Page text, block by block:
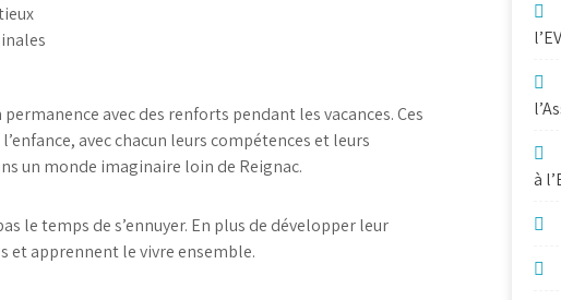
avec des renforts pendant les vacances. Ces
avec chacun leurs compétences et leurs
un monde imaginaire loin de Reignac.
le temps de s’ennuyer. En plus de développer leur
et apprennent le vivre ensemble.
à